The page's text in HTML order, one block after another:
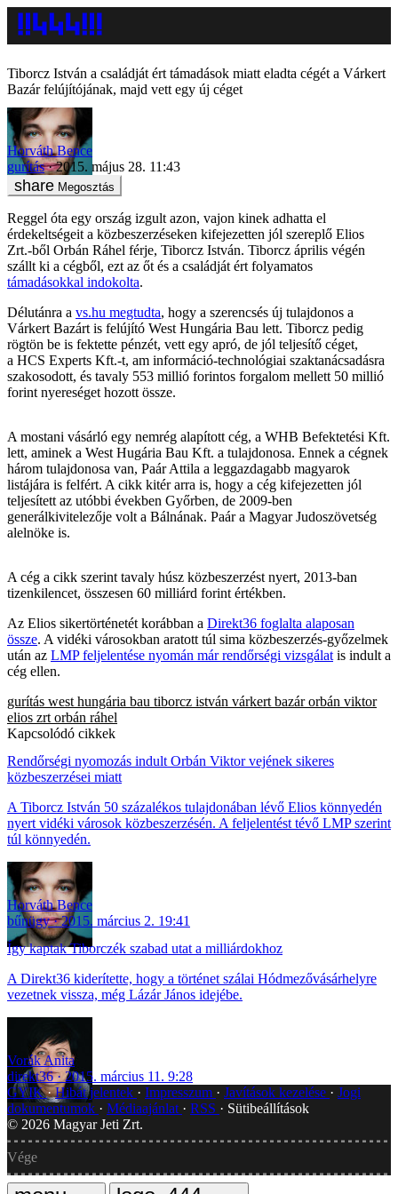
Tiborcz István a családját ért támadások miatt eladta cégét a Várkert
Bazár felújítójának, majd vett egy új céget
Horváth Bence
gurítás
2015. május 28. 11:43
Megosztás
Reggel óta egy ország izgult azon, vajon kinek adhatta el
érdekeltségeit a közbeszerzéseken kifejezetten jól szereplő Elios
Zrt.-ből Orbán Ráhel férje, Tiborcz István. Tiborcz április végén
szállt ki a cégből, ezt az őt és a családját ért folyamatos
támadásokkal indokolta.
Délutánra a vs.hu megtudta, hogy a szerencsés új tulajdonos a
Várkert Bazárt is felújító West Hungária Bau lett. Tiborcz pedig
rögtön be is fektette pénzét, vett egy apró, de jól teljesítő céget,
a HCS Experts Kft.-t, am információ-technológiai szaktanácsadásra
szakosodott, és tavaly 553 millió forintos forgalom mellett 50 millió
forint nyereséget hozott össze.
A mostani vásárló egy nemrég alapított cég, a WHB Befektetési Kft.
lett, aminek a West Hugária Bau Kft. a tulajdonosa. Ennek a cégnek
három tulajdonosa van, Paár Attila a leggazdagabb magyarok
listájára is felfért. A cikk kitér arra is, hogy a cég kifejezetten jól
teljesített az utóbbi években Győrben, de 2009-ben
generálkivitelezője volt a Bálnának. Paár a Magyar Judoszövetség
alelnöke is.
A cég a cikk szerint tavaly húsz közbeszerzést nyert, 2013-ban
tizenkilencet, összesen 60 milliárd forint értékben.
Az Elios sikertörténetét korábban a Direkt36 foglalta alaposan
össze. A vidéki városokban aratott túl sima közbeszerzés-győzelmek
után az LMP feljelentése nyomán már rendőrségi vizsgálat is indult a
cég ellen.
gurítás west hungária bau tiborcz istván várkert bazár orbán viktor
elios zrt orbán ráhel
Kapcsolódó cikkek
Rendőrségi nyomozás indult Orbán Viktor vejének sikeres
közbeszerzései miatt
A Tiborcz István 50 százalékos tulajdonában lévő Elios könnyedén
nyert vidéki városok közbeszerzésén. A feljelentést tévő LMP szerint
túl könnyedén.
Horváth Bence
bűnügy
2015. március 2. 19:41
Így kaptak Tiborczék szabad utat a milliárdokhoz
A Direkt36 kiderítette, hogy a történet szálai Hódmezővásárhelyre
vezetnek vissza, még Lázár János idejébe.
Vorák Anita
direkt36
2015. március 11. 9:28
GYIK Hibát jelentek Impresszum Javítások kezelése
Jogi
dokumentumok
Médiaajánlat RSS
Sütibeállítások
© 2026 Magyar Jeti Zrt.
Vége